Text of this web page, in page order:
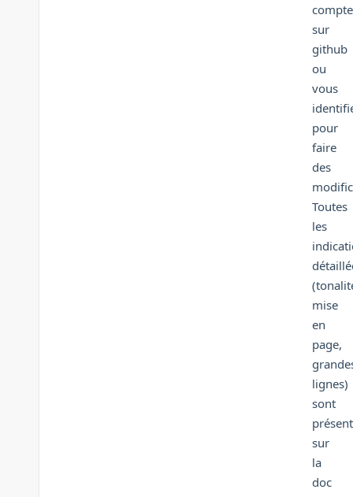
compte
sur
github
ou
vous
pour
faire
des
Toutes
les
mise
en
page,
lignes)
sont
sur
la
doc